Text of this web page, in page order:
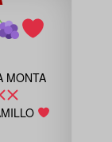
MONTA